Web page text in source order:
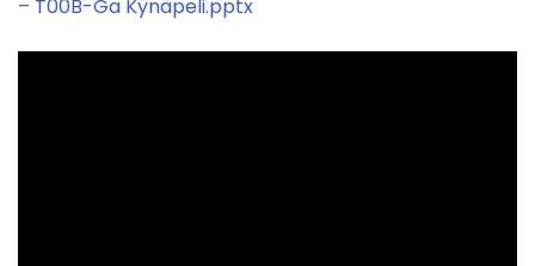
– T00B-Ga Kynäpeli.pptx